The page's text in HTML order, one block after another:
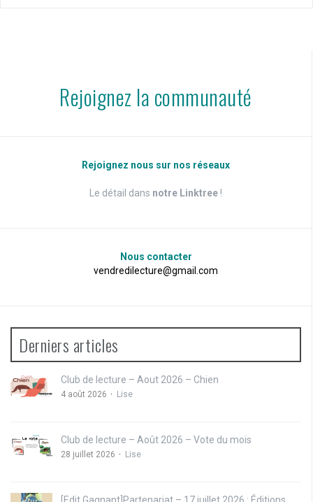
Rejoignez la communauté
Rejoignez nous sur nos réseaux
Le détail dans notre Linktree !
Nous contacter
vendredilecture@gmail.com
Derniers articles
Club de lecture – Aout 2026 – Chien
4 août 2026 Lise
Club de lecture – Août 2026 – Vote du mois
28 juillet 2026 Lise
[Edit Gagnant]Partenariat – 17 juillet 2026 : Éditions